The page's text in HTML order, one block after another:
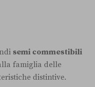
semi commestibili
famiglia delle
distintive.